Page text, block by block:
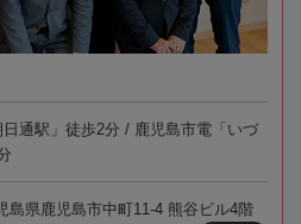
日通駅」徒歩2分 / 鹿児島市電「いづ
島県鹿児島市中町11-4 熊谷ビル4階